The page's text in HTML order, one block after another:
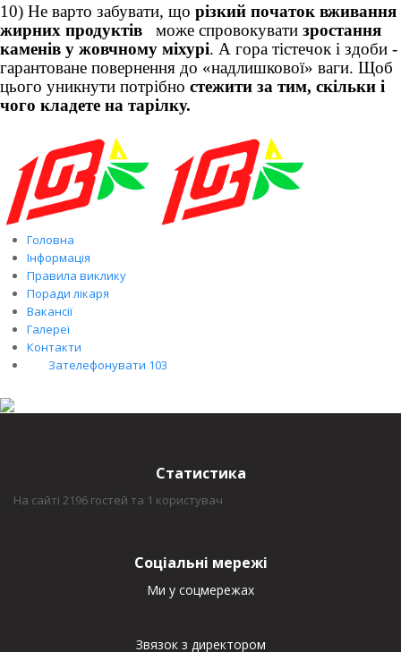
10) Не варто забувати, що різкий початок вживання
жирних продуктів може спровокувати зростання
каменів у жовчному міхурі. А гора тістечок і здоби -
гарантоване повернення до «надлишкової» ваги. Щоб
цього уникнути потрібно стежити за тим, скільки і
чого кладете на тарілку.
Головна
Інформація
Правила виклику
Поради лікаря
Вакансії
Галереї
Контакти
Зателефонувати 103
Статистика
На сайті 2196 гостей та 1 користувач
Соціальні мережі
Ми у соцмережах
Звязок з директором